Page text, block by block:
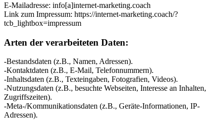
E-Mailadresse: info[a]internet-marketing.coach
Link zum Impressum: https://internet-marketing.coach/?
tcb_lightbox=impressum
Arten der verarbeiteten Daten:
-Bestandsdaten (z.B., Namen, Adressen).
-Kontaktdaten (z.B., E-Mail, Telefonnummern).
-Inhaltsdaten (z.B., Texteingaben, Fotografien, Videos).
-Nutzungsdaten (z.B., besuchte Webseiten, Interesse an Inhalten,
Zugriffszeiten).
-Meta-/Kommunikationsdaten (z.B., Geräte-Informationen, IP-
Adressen).